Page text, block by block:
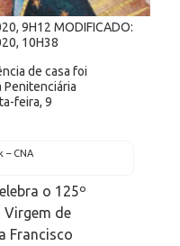
9H12 MODIFICADO:
10H38
de casa foi
feira, 9
– CNA
o 125º
de
Francisco